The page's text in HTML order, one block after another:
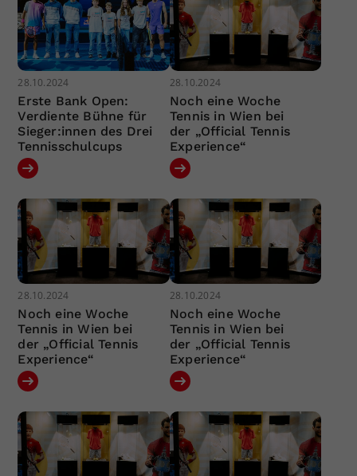
28.10.2024
Erste Bank Open:
Verdiente Bühne für
Sieger:innen des Drei
Tennisschulcups
28.10.2024
Noch eine Woche
Tennis in Wien bei
der „Official Tennis
Experience“
28.10.2024
Noch eine Woche
Tennis in Wien bei
der „Official Tennis
Experience“
28.10.2024
Noch eine Woche
Tennis in Wien bei
der „Official Tennis
Experience“